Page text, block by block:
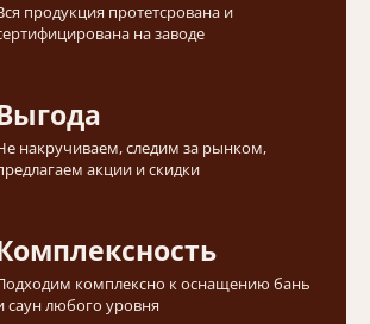
продукция протетсрована и
на заводе
накручиваем, следим за рынком,
акции и скидки
комплексно к оснащению бань
саун любого уровня